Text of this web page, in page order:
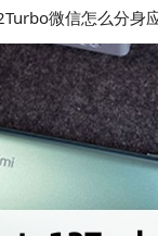
微信怎么分身